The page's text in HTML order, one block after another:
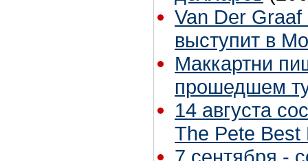
Van Der
выступит в
Маккартни
прошедшем
14 августа
The Pete
7 сентября -